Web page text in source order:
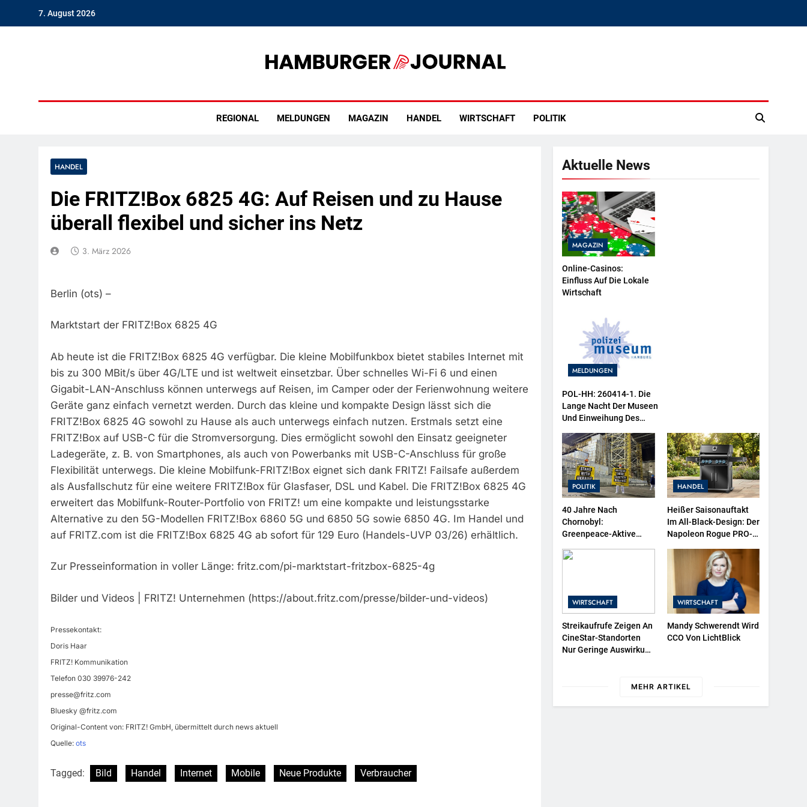
7. August 2026
REGIONAL MELDUNGEN MAGAZIN HANDEL WIRTSCHAFT POLITIK
HANDEL
Die FRITZ!Box 6825 4G: Auf Reisen und zu Hause
überall flexibel und sicher ins Netz
3. März 2026
Berlin (ots) –
Marktstart der FRITZ!Box 6825 4G
Ab heute ist die FRITZ!Box 6825 4G verfügbar. Die kleine Mobilfunkbox bietet stabiles Internet mit
bis zu 300 MBit/s über 4G/LTE und ist weltweit einsetzbar. Über schnelles Wi-Fi 6 und einen
Gigabit-LAN-Anschluss können unterwegs auf Reisen, im Camper oder der Ferienwohnung weitere
Geräte ganz einfach vernetzt werden. Durch das kleine und kompakte Design lässt sich die
FRITZ!Box 6825 4G sowohl zu Hause als auch unterwegs einfach nutzen. Erstmals setzt eine
FRITZ!Box auf USB-C für die Stromversorgung. Dies ermöglicht sowohl den Einsatz geeigneter
Ladegeräte, z. B. von Smartphones, als auch von Powerbanks mit USB-C-Anschluss für große
Flexibilität unterwegs. Die kleine Mobilfunk-FRITZ!Box eignet sich dank FRITZ! Failsafe außerdem
als Ausfallschutz für eine weitere FRITZ!Box für Glasfaser, DSL und Kabel. Die FRITZ!Box 6825 4G
erweitert das Mobilfunk-Router-Portfolio von FRITZ! um eine kompakte und leistungsstarke
Alternative zu den 5G-Modellen FRITZ!Box 6860 5G und 6850 5G sowie 6850 4G. Im Handel und
auf FRITZ.com ist die FRITZ!Box 6825 4G ab sofort für 129 Euro (Handels-UVP 03/26) erhältlich.
Zur Presseinformation in voller Länge: fritz.com/pi-marktstart-fritzbox-6825-4g
Bilder und Videos | FRITZ! Unternehmen (https://about.fritz.com/presse/bilder-und-videos)
Pressekontakt:
Doris Haar
FRITZ! Kommunikation
Telefon 030 39976-242
presse@fritz.com
Bluesky @fritz.com
Original-Content von: FRITZ! GmbH, übermittelt durch news aktuell
Quelle: ots
Tagged: Bild Handel Internet Mobile Neue Produkte Verbraucher
Aktuelle News
MAGAZIN
Online-Casinos:
Einfluss Auf Die Lokale
Wirtschaft
MELDUNGEN
POL-HH: 260414-1. Die
Lange Nacht Der Museen
Und Einweihung Des
Sowie Neuer
Ausstellungsbereiche Im
Polizeimuseum Hamburg
POLITIK
40 Jahre Nach
Chornobyl:
Greenpeace-Aktive
Unterstützung Bei
Greenpeace-Report
Dokumentiert Folgen
Drohnenangriffs
HANDEL
Heißer Saisonauftakt
Im All-Black-Design: Der
Napoleon Rogue PRO-S
Grillfürst-Edition
WIRTSCHAFT
Streikaufrufe Zeigen An
CineStar-Standorten
Nur Geringe Auswirkung
WIRTSCHAFT
Mandy Schwerendt Wird
CCO Von LichtBlick
MEHR ARTIKEL